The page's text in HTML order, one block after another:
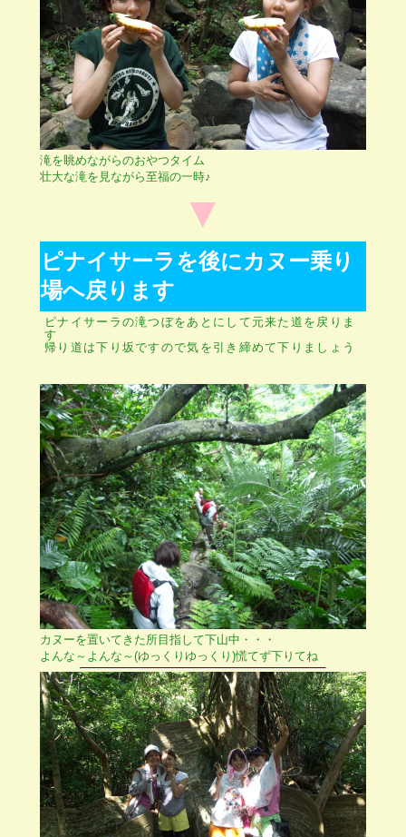
滝を眺めながらのおやつタイム
壮大な滝を見ながら至福の一時♪
▼
ピナイサーラを後にカヌー乗り
場へ戻ります
ピナイサーラの滝つぼをあとにして元来た道を戻りま
す
帰り道は下り坂ですので気を引き締めて下りましょう
カヌーを置いてきた所目指して下山中・・・
よんな～よんな～(ゆっくりゆっくり)慌てず下りてね